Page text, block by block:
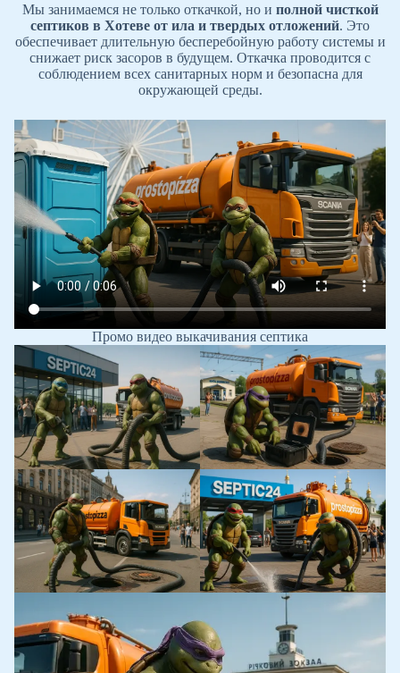
Мы занимаемся не только откачкой, но и полной чисткой
септиков в Хотеве от ила и твердых отложений. Это
обеспечивает длительную бесперебойную работу системы и
снижает риск засоров в будущем. Откачка проводится с
соблюдением всех санитарных норм и безопасна для
окружающей среды.
Промо видео выкачивания септика